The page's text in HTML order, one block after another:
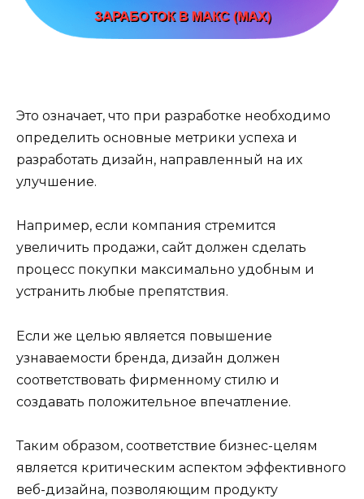
Это означает, что при разработке необходимо
определить основные метрики успеха и
разработать дизайн, направленный на их
улучшение.
Например, если компания стремится
увеличить продажи, сайт должен сделать
процесс покупки максимально удобным и
устранить любые препятствия.
Если же целью является повышение
узнаваемости бренда, дизайн должен
соответствовать фирменному стилю и
создавать положительное впечатление.
Таким образом, соответствие бизнес-целям
является критическим аспектом эффективного
веб-дизайна, позволяющим продукту